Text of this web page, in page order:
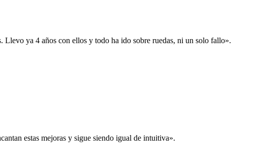
ya 4 años con ellos y todo ha ido sobre ruedas, ni un solo fallo».
estas mejoras y sigue siendo igual de intuitiva».